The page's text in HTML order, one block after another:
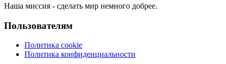
Наша миссия - сделать мир немного добрее.
Пользователям
Политика cookie
Политика конфиденциальности